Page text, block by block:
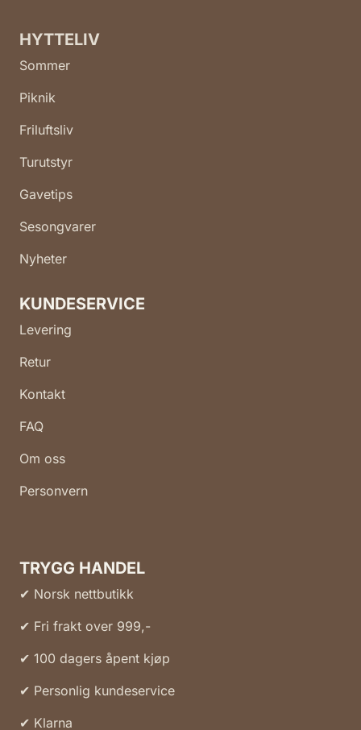
HYTTELIV
Sommer
Piknik
Friluftsliv
Turutstyr
Gavetips
Sesongvarer
Nyheter
KUNDESERVICE
Levering
Retur
Kontakt
FAQ
Om oss
Personvern
TRYGG HANDEL
✔ Norsk nettbutikk
✔ Fri frakt over 999,-
✔ 100 dagers åpent kjøp
✔ Personlig kundeservice
✔ Klarna